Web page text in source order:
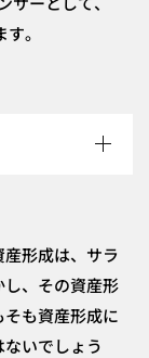
。
形成は、サラ
、その資産形
も資産形成に
いでしょう